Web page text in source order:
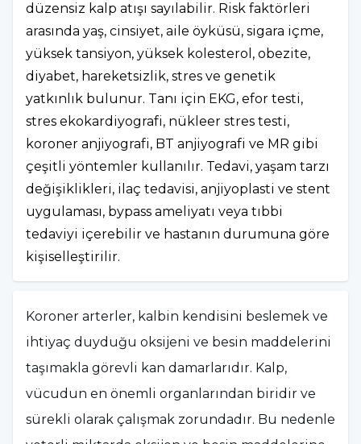
düzensiz kalp atışı sayılabilir. Risk faktörleri
arasında yaş, cinsiyet, aile öyküsü, sigara içme,
yüksek tansiyon, yüksek kolesterol, obezite,
diyabet, hareketsizlik, stres ve genetik
yatkınlık bulunur. Tanı için EKG, efor testi,
stres ekokardiyografi, nükleer stres testi,
koroner anjiyografi, BT anjiyografi ve MR gibi
çeşitli yöntemler kullanılır. Tedavi, yaşam tarzı
değişiklikleri, ilaç tedavisi, anjiyoplasti ve stent
uygulaması, bypass ameliyatı veya tıbbi
tedaviyi içerebilir ve hastanın durumuna göre
kişiselleştirilir.
Koroner arterler, kalbin kendisini beslemek ve
ihtiyaç duyduğu oksijeni ve besin maddelerini
taşımakla görevli kan damarlarıdır. Kalp,
vücudun en önemli organlarından biridir ve
sürekli olarak çalışmak zorundadır. Bu nedenle